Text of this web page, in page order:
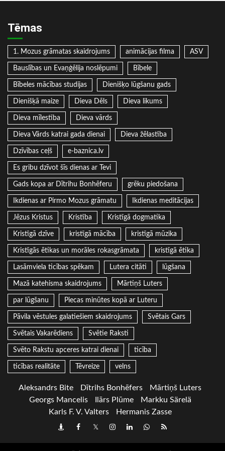
Tēmas
1. Mozus grāmatas skaidrojums animācijas filma ASV
Bauslības un Evaņģēlija noslēpumi Bībele
Bībeles mācības studijas Dienišķo lūgšanu gads
Dienišķā maize Dieva Dēls Dieva likums
Dieva mīlestība Dieva vārds
Dieva Vārds katrai gada dienai Dieva žēlastība
Dzīvības ceļš e-baznica.lv
Es gribu dzīvot šīs dienas ar Tevi
Gads kopa ar Dītrihu Bonhēferu grēku piedošana
Ikdienas ar Pirmo Mozus grāmatu Ikdienas meditācijas
Jēzus Kristus Kristība Kristīgā dogmatika
Kristīgā dzīve kristīgā mācība kristīgā mūzika
Kristīgās ētikas un morāles rokasgrāmata kristīgā ētika
Lasāmviela ticības spēkam Lutera citāti lūgšana
Mazā katehisma skaidrojums Mārtiņš Luters
par lūgšanu Piecas minūtes kopā ar Luteru
Pāvila vēstules galatiešiem skaidrojums Svētais Gars
Svētais Vakarēdiens Svētie Raksti
Svēto Rakstu apceres katrai dienai ticība
ticības realitāte Tēvreize velns
Aleksandrs Bite Dītrihs Bonhēfers
Mārtiņš Luters
Georgs Mancelis
Ilārs Plūme
Markku Särelä
Karls F. V. Valters
Hermanis Zasse
DraugiemFacebook
TwitterInstagram
LinkedInwhatsapp
RSS